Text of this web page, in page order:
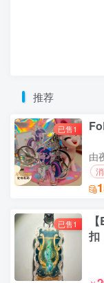
推荐
已售1
已售1
扣